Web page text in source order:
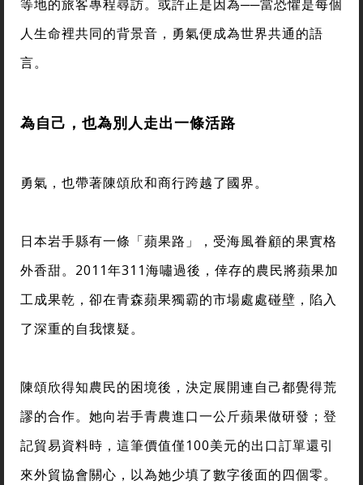
等地的旅客專程尋訪。或許正是因為──當恐懼是每個
人生命裡共同的背景音，勇氣便成為世界共通的語
言。
為自己，也為別人走出一條活路
勇氣，也帶著陳頌欣和商行跨越了國界。
日本岩手縣有一條「蘋果路」，受海風眷顧的果實格
外香甜。2011年311海嘯過後，倖存的農民將蘋果加
工成果乾，卻在青森蘋果獨霸的市場處處碰壁，陷入
了深重的自我懷疑。
陳頌欣得知農民的困境後，決定展開連自己都覺得荒
謬的合作。她向岩手青農進口一公斤蘋果做研發；登
記貿易資料時，這筆價值僅100美元的出口訂單還引
來外貿協會關心，以為她少填了數字後面的四個零。